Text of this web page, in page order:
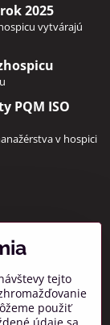
2025
vytvárajú
PQM ISO
v hospici
tejto
použiť